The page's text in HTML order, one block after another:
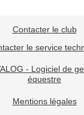
Contacter le club
le service
- Logiciel de
équestre
Mentions légales